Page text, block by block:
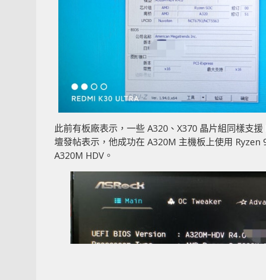
Ryzen 5000 X370
上
一
篇
章：
IPC 效能大爆升 ? Intel 的逆轉將押在第十二代
10nm Alder Lake 處理器上